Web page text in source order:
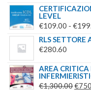
LEVEL
€109.00 - €
RLS SETTORE
€280.60
AREA
€1,300.00IL
€